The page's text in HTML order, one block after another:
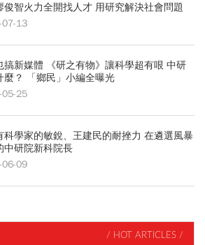
俊智火力全開找人才 用研究解決社會問題
07-13
搞新媒體 《研之有物》讓科學超有哏 中研
麼？ 「鄉民」小編全曝光
05-25
科學家的敏銳、王建民的耐挫力 在遴選風暴
中研院新科院長
06-09
/ HOT ARTICLES /